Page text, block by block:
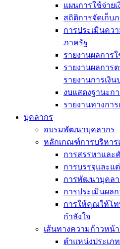
แผนการใช้จ่าย
สถิติการจัดเก็บ
การประเมินคว
ภาครัฐ
รายงานผลการ
รายงานผลการ
รายงานการเงิน
งบแสดงฐานะกา
รายงานทางการ
บุคลากร
อบรมพัฒนาบุคลากร
หลักเกณฑ์การบริหา
การสรรหาและ
การบรรจุและแ
การพัฒนาบุคลา
การประเมินผล
การให้คุณให้โ
กำลังใจ
เส้นทางความก้าวหน้
ตำแหน่งประเภ